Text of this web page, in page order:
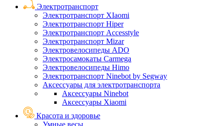
Электротранспорт
Электротранспорт XIaomi
Электротранспорт Hiper
Электротранспорт Accesstyle
Электротранспорт Mizar
Электровелосипеды ADO
Электросамокаты Carmega
Электровелосипеды Himo
Электротранспорт Ninebot by Segway
Аксессуары для электротранспорта
Аксессуары Ninebot
Аксессуары Xiaomi
Красота и здоровье
Умные весы